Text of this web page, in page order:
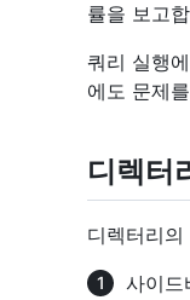
률을 보고
쿼리 실행
에도 문제
디렉터
디렉터리
사이드